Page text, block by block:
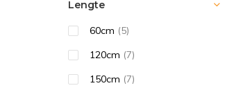
Lengte
60cm (5)
120cm (7)
150cm (7)